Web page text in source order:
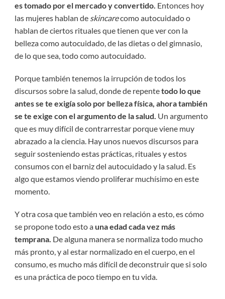
es tomado por el mercado y convertido. Entonces hoy
las mujeres hablan de skincarecomo autocuidado o
hablan de ciertos rituales que tienen que ver con la
belleza como autocuidado, de las dietas o del gimnasio,
de lo que sea, todo como autocuidado.
Porque también tenemos la irrupción de todos los
discursos sobre la salud, donde de repentetodo lo que
antes se te exigía solo por belleza física, ahora también
se te exige con el argumento de la salud. Un argumento
que es muy difícil de contrarrestar porque viene muy
abrazado a la ciencia. Hay unos nuevos discursos para
seguir sosteniendo estas prácticas, rituales y estos
consumos con el barniz del autocuidado y la salud. Es
algo que estamos viendo proliferar muchísimo en este
momento.
Y otra cosa que también veo en relación a esto, es cómo
se propone todo esto a una edad cada vez más
temprana. De alguna manera se normaliza todo mucho
más pronto, y al estar normalizado en el cuerpo, en el
consumo, es mucho más difícil de deconstruir que si solo
es una práctica de poco tiempo en tu vida.